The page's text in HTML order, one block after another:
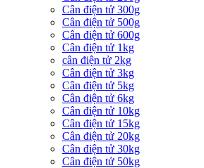
Cân điện tử 300g
Cân điện tử 500g
Cân điện tử 600g
Cân điện tử 1kg
cân điện tử 2kg
Cân điện tử 3kg
Cân điện tử 5kg
Cân điện tử 6kg
Cân điện tử 10kg
Cân điện tử 15kg
Cân điện tử 20kg
Cân điện tử 30kg
Cân điện tử 50kg